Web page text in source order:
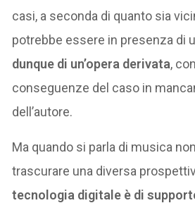
casi, a seconda di quanto sia
potrebbe essere in presenza di
dunque di un’opera derivata,
conseguenze del caso in
dell’autore.
Ma quando si parla di musica
trascurare una diversa
tecnologia digitale è di